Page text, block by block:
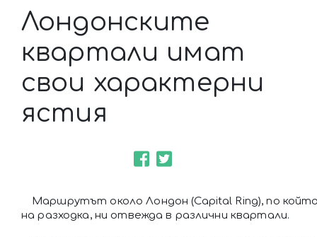
Лондонските
квартали имат
свои характерни
ястия
Маршрутът около Лондон (Capital Ring), по
на разходка, ни отвежда в различни квартали.